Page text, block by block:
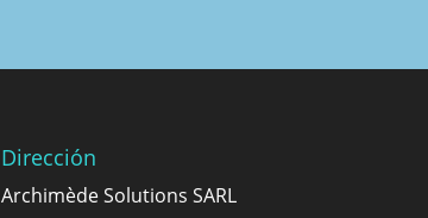
Dirección
Archimède Solutions SARL